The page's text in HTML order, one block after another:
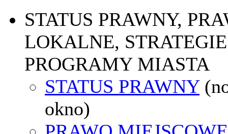
STATUS PRAWNY,
LOKALNE,
PROGRAMY MIASTA
STATUS PRAWNY
okno)